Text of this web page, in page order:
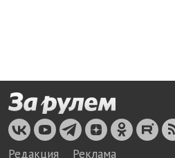
Редакция Реклама